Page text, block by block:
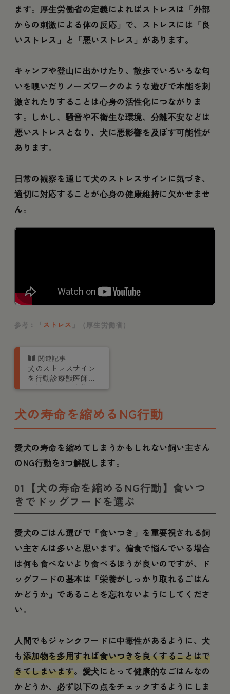
ます。厚生労働省の定義によればストレスは「外部
からの刺激による体の反応」で、ストレスには「良
いストレス」と「悪いストレス」があります。
キャンプや登山に出かけたり、散歩でいろいろな匂
いを嗅いだりノーズワークのような遊びで本能を刺
激されたりすることは心身の活性化につながりま
す。しかし、騒音や不衛生な環境、分離不安などは
悪いストレスとなり、犬に悪影響を及ぼす可能性が
あります。
日常の観察を通じて犬のストレスサインに気づき、
適切に対応することが心身の健康維持に欠かせませ
ん。
参考︰「ストレス 」（厚生労働省）
犬のストレスサイン
を行動診療獣医師が
解説！原因や症状、
犬の寿命を縮めるNG行動
愛犬の寿命を縮めてしまうかもしれない飼い主さん
のNG行動を3つ解説します。
01【犬の寿命を縮めるNG行動】食いつ
きでドッグフードを選ぶ
愛犬のごはん選びで「食いつき」を重要視される飼
い主さんは多いと思います。偏食で悩んでいる場合
は何も食べないより食べるほうが良いのですが、ド
ッグフードの基本は「栄養がしっかり取れるごはん
かどうか」であることを忘れないようにしてくださ
い。
人間でもジャンクフードに中毒性があるように、犬
も添加物を多用すれば食いつきを良くすることはで
きてしまいます。愛犬にとって健康的なごはんなの
かどうか、必ず以下の点をチェックするようにしま